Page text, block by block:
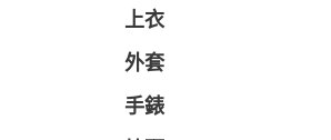
上衣
外套
手錶